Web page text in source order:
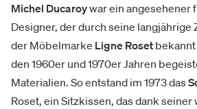
Michel Ducaroywar ein angesehener
Designer, der durch seine
der Möbelmarke Ligne Roset
den 1960er und 1970er Jahren
Materialien. So entstand im 1973 das
Roset, ein Sitzkissen, das dank seiner